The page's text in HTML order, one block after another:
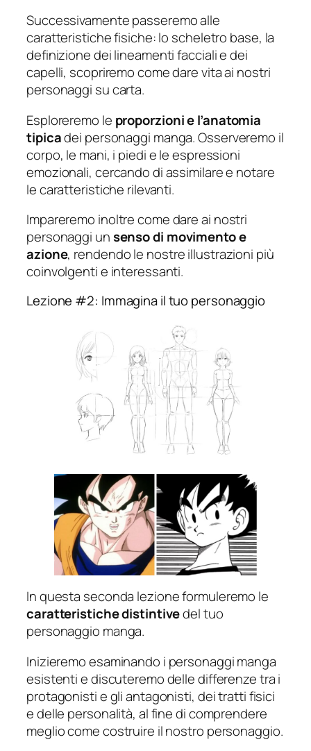
Successivamente passeremo alle
caratteristiche fisiche: lo scheletro base, la
definizione dei lineamenti facciali e dei
capelli, scopriremo come dare vita ai nostri
personaggi su carta.
Esploreremo le proporzioni e l’anatomia
tipicadei personaggi manga. Osserveremo il
corpo, le mani, i piedi e le espressioni
emozionali, cercando di assimilare e notare
le caratteristiche rilevanti.
Impareremo inoltre come dare ai nostri
personaggi unsenso di movimento e
azione, rendendo le nostre illustrazioni più
coinvolgenti e interessanti.
Lezione #2: Immagina il tuo personaggio
In questa seconda lezione formuleremo le
caratteristiche distintivedel tuo
personaggio manga.
Inizieremo esaminando i personaggi manga
esistenti e discuteremo delle differenze tra i
protagonisti e gli antagonisti, dei tratti fisici
e delle personalità, al fine di comprendere
meglio come costruire il nostro personaggio.